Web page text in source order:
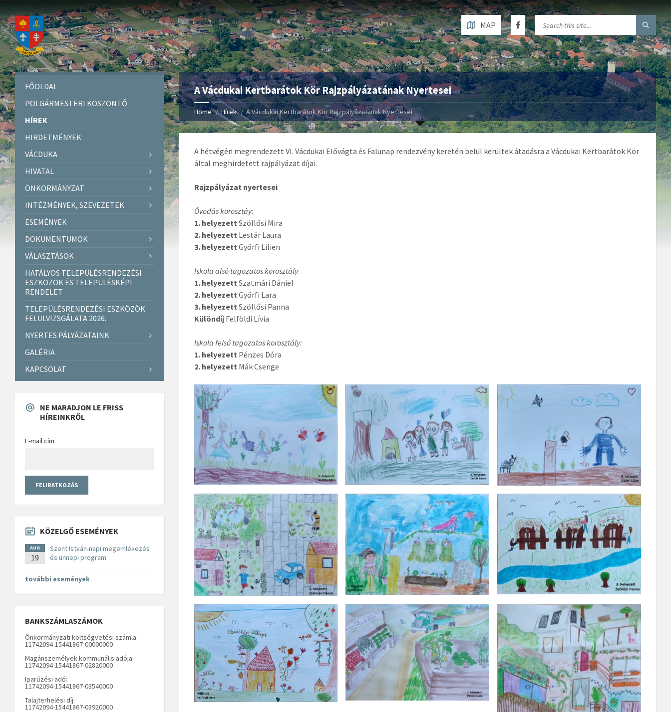
MAP
A Vácdukai Kertbarátok Kör Rajzpályázatának Nyertesei
Home Hírek A Vácdukai Kertbarátok Kör Rajzpályázatának Nyertesei
A hétvégén megrendezett VI. Vácdukai Elővágta és Falunap rendezvény keretén belül kerültek átadásra a Vácdukai Kertbarátok Kör
által meghirdetett rajpályázat díjai.
Rajzpályázat nyertesei
Óvodás korosztáy:
1. helyezett Szöllősi Mira
2. helyezett Lestár Laura
3. helyezett Győrfi Lilien
Iskola alsó tagozatos korosztály:
1. helyezett Szatmári Dániel
2. helyezett Győrfi Lara
3. helyezett Szöllősi Panna
Különdíj Felföldi Lívia
Iskola felső tagozatos korosztály:
1. helyezett Pénzes Dóra
2. helyezett Mák Csenge
FŐOLDAL
POLGÁRMESTERI KÖSZÖNTŐ
HÍREK
HIRDETMÉNYEK
VÁCDUKA
HIVATAL
ÖNKORMÁNYZAT
INTÉZMÉNYEK, SZEVEZETEK
ESEMÉNYEK
DOKUMENTUMOK
VÁLASZTÁSOK
HATÁLYOS TELEPÜLÉSRENDEZÉSI
ESZKÖZÖK ÉS TELEPÜLÉSKÉPI
RENDELET
TELEPÜLÉSRENDEZÉSI ESZKÖZÖK
FELÜLVIZSGÁLATA 2026.
NYERTES PÁLYÁZATAINK
GALÉRIA
KAPCSOLAT
NE MARADJON LE FRISS
HÍREINKRŐL
E-mail cím
KÖZELGŐ ESEMÉNYEK
AUG
19
Szent István-napi megemlékezés
és ünnepi program
további események
BANKSZÁMLASZÁMOK
Önkormányzati költségvetési számla:
11742094-15441867-00000000
Magánszemélyek kommunális adója
11742094-15441867-02820000
Iparűzési adó:
11742094-15441867-03540000
Talajterhelési díj:
11742094-15441867-03920000